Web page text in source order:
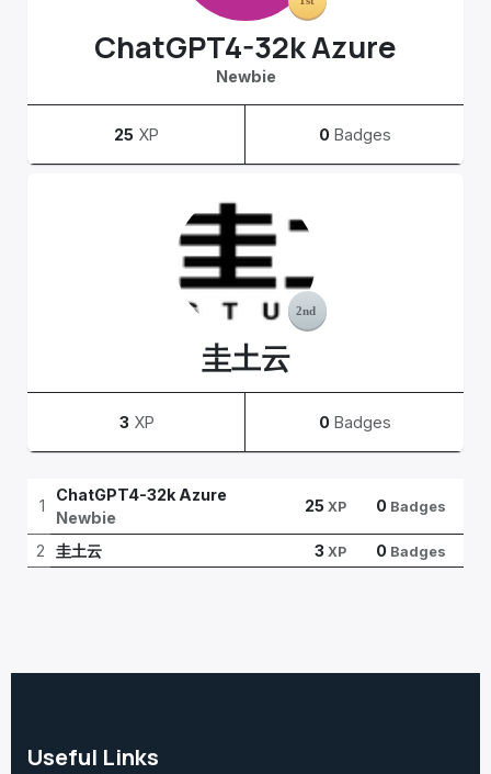
ChatGPT4-32k Azure
Newbie
25 XP 0 Badges
圭土云
3 XP 0 Badges
1
ChatGPT4-32k Azure
Newbie
25 XP 0 Badges
2 圭土云 3 XP 0 Badges
Useful Links